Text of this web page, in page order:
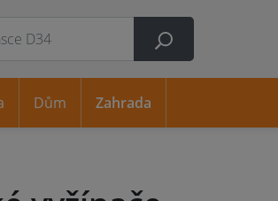
Dům Zahrada